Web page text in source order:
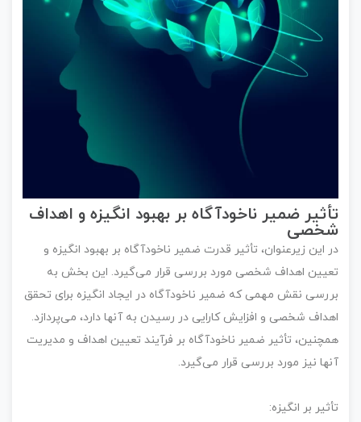
تأثیر ضمیر ناخودآگاه بر بهبود انگیزه و اهداف
شخصی
در این زیرعنوان، تأثیر قدرت ضمیر ناخودآگاه بر بهبود انگیزه و
تعیین اهداف شخصی مورد بررسی قرار می‌گیرد. این بخش به
بررسی نقش مهمی که ضمیر ناخودآگاه در ایجاد انگیزه برای تحقق
اهداف شخصی و افزایش کارایی در رسیدن به آنها دارد، می‌پردازد.
همچنین، تأثیر ضمیر ناخودآگاه بر فرآیند تعیین اهداف و مدیریت
آنها نیز مورد بررسی قرار می‌گیرد.
تأثیر بر انگیزه: